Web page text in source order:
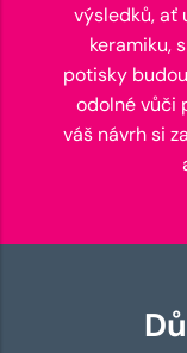
výsledků, ať
keramiku,
potisky
odolné vůči
váš návrh si